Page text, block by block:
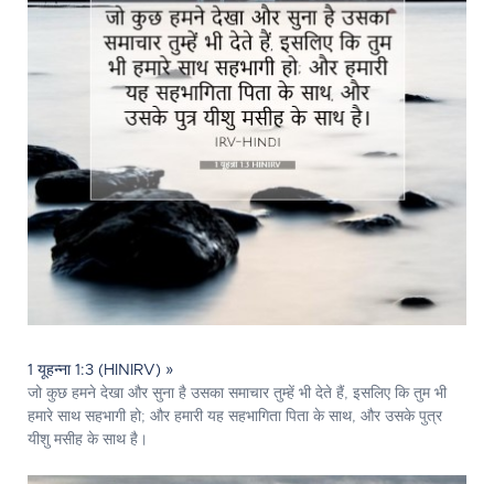
1 यूहन्ना 1:3 (HINIRV) »
जो कुछ हमने देखा और सुना है उसका समाचार तुम्हें भी देते हैं, इसलिए कि तुम भी
हमारे साथ सहभागी हो; और हमारी यह सहभागिता पिता के साथ, और उसके पुत्र
यीशु मसीह के साथ है।